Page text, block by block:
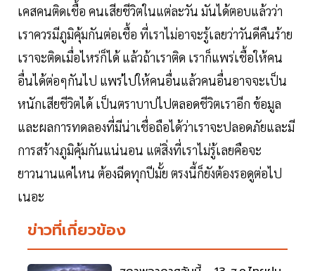
เคสคนติดเชื้อ คนเสียชีวิตในแต่ละวัน มันได้ตอบแล้วว่า
เราควรมีภูมิคุ้มกันต่อเชื้อ ที่เราไม่อาจะรู้เลยว่าวันดีคืนร้าย
เราจะติดเมื่อไหร่ก็ได้ แล้วถ้าเราติด เราก็แพร่เชื้อให้คน
อื่นได้ต่อๆกันไป แพร่ไปให้คนอื่นแล้วคนอื่นอาจจะเป็น
หนักเสียชีวิตได้ เป็นตราบาปไปตลอดชีวิตเราอีก ข้อมูล
และผลการทดลองที่มีน่าเชื่อถือได้ว่าเราจะปลอดภัยและมี
การสร้างภูมิคุ้มกันแน่นอน แต่สิ่งที่เราไม่รู้เลยคือจะ
ยาวนานแค่ไหน ต้องฉีดทุกปีมั้ย ตรงนี้ก็ยังต้องรอดูต่อไป
เนอะ
ข่าวที่เกี่ยวข้อง